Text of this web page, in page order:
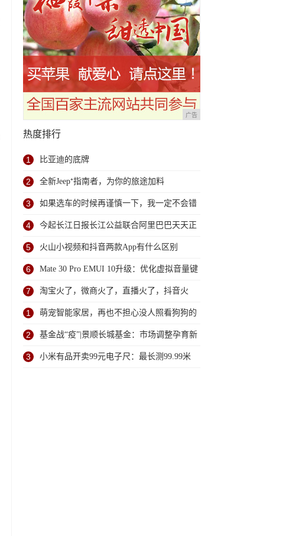
广告
热度排行
1 比亚迪的底牌
2 全新Jeep⁺指南者，为你的旅途加料
3 如果选车的时候再谨慎一下，我一定不会错
过新自由光2.0T
4 今起长江日报长江公益联合阿里巴巴天天正
能量开展“武汉谢谢你”活动，奖励抗“疫”一
线的普通人
5 火山小视频和抖音两款App有什么区别
6 Mate 30 Pro EMUI 10升级：优化虚拟音量键
灵敏度
7 淘宝火了，微商火了，直播火了，抖音火
了！2020年这些会火？
1 萌宠智能家居，再也不担心没人照看狗狗的
烦恼了
2 基金战“疫”|景顺长城基金：市场调整孕育新
的投资机会
3 小米有品开卖99元电子尺：最长测99.99米